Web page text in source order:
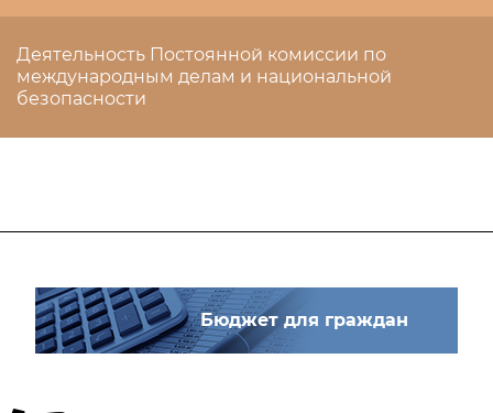
Деятельность Постоянной комиссии по
международным делам и национальной
безопасности
Бюджет для граждан